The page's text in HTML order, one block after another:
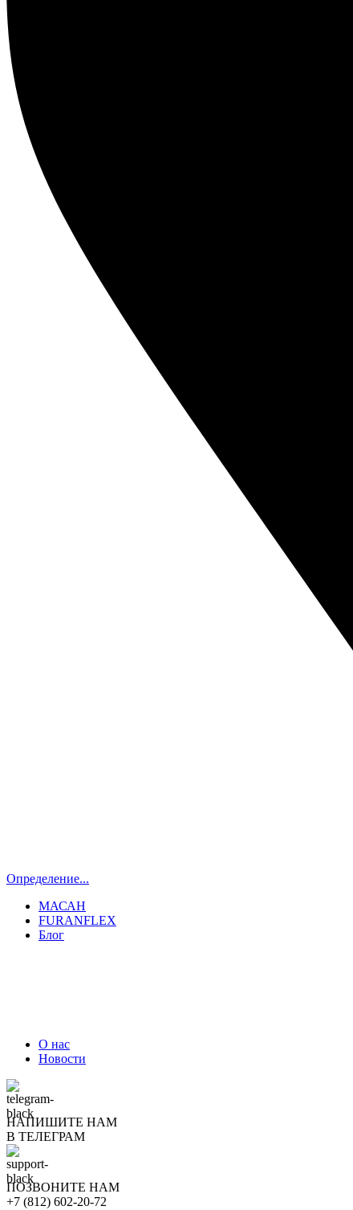
Определение...
МАСАН
FURANFLEX
Блог
О нас
Новости
НАПИШИТЕ НАМ
В ТЕЛЕГРАМ
ПОЗВОНИТЕ НАМ
+7 (812) 602-20-72